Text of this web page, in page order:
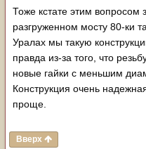
Тоже кстате этим вопросом
разгруженном мосту 80-ки
Уралах мы такую
правда из-за того, что
новые гайки с меньшим
Конструкция очень
проще.
Вверх